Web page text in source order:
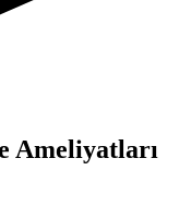
Ameliyatları